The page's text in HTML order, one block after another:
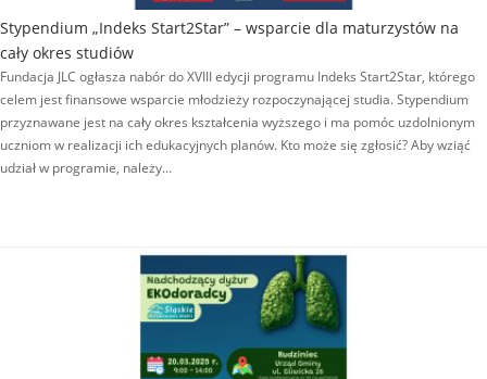
Stypendium „Indeks Start2Star” – wsparcie dla maturzystów na
cały okres studiów
Fundacja JLC ogłasza nabór do XVIII edycji programu Indeks Start2Star, którego
celem jest finansowe wsparcie młodzieży rozpoczynającej studia. Stypendium
przyznawane jest na cały okres kształcenia wyższego i ma pomóc uzdolnionym
uczniom w realizacji ich edukacyjnych planów. Kto może się zgłosić? Aby wziąć
udział w programie, należy…